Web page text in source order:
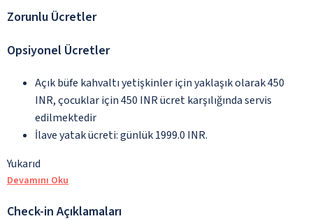
Zorunlu Ücretler
Opsiyonel Ücretler
Açık büfe kahvaltı yetişkinler için yaklaşık olarak 450
INR, çocuklar için 450 INR ücret karşılığında servis
edilmektedir
İlave yatak ücreti: günlük 1999.0 INR.
Yukarıd
Devamını Oku
Check-in Açıklamaları